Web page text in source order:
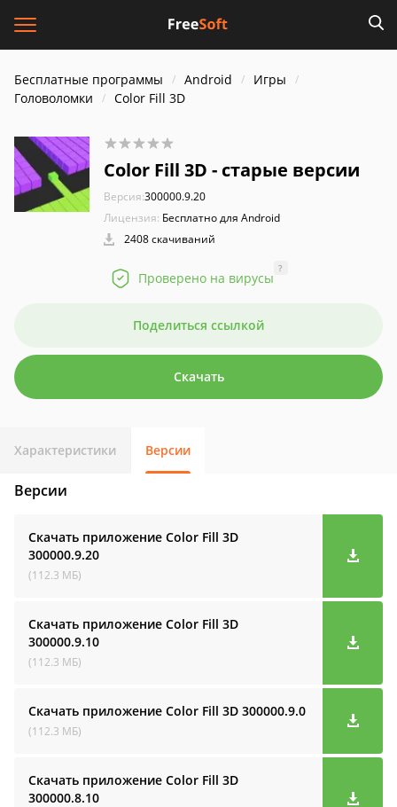
Бесплатные программы Android
Игры
Головоломки
Color Fill 3D
Color Fill 3D - старые версии
Версия:300000.9.20
Лицензия: Бесплатно для Android
2408 скачиваний
Проверено на вирусы
?
Поделиться ссылкой
Скачать
Характеристики Версии
Версии
Скачать приложение Color Fill 3D
300000.9.20
(112.3 МБ)
Скачать приложение Color Fill 3D
300000.9.10
(112.3 МБ)
Скачать приложение Color Fill 3D 300000.9.0
(112.3 МБ)
Скачать приложение Color Fill 3D
300000.8.10